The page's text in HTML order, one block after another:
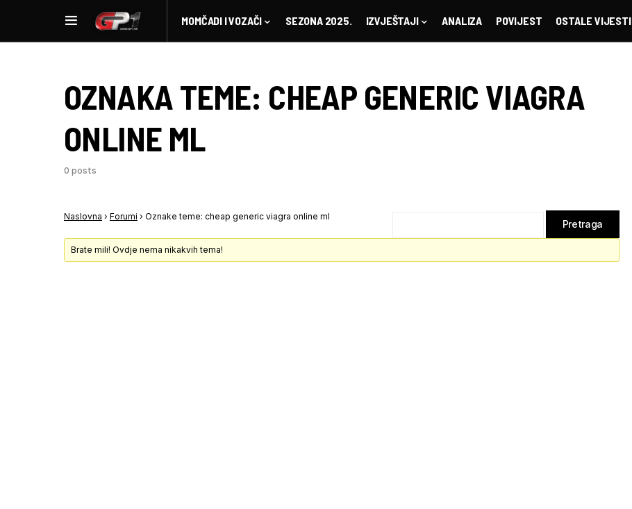
MOMČADI I VOZAČI SEZONA 2025. IZVJEŠTAJI ANALIZA POVIJEST OSTALE VIJESTI
OZNAKA TEME: CHEAP GENERIC VIAGRA
ONLINE ML
0 posts
Naslovna › Forumi › Oznake teme: cheap generic viagra online ml
Brate mili! Ovdje nema nikakvih tema!